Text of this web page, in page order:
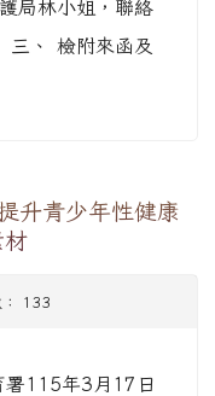
局林小姐，聯絡
、 檢附來函及
升青少年性健康
材
133
署115年3月17日